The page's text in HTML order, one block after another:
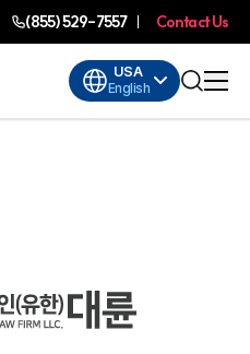
(855) 529-7557 Contact Us
USA
English